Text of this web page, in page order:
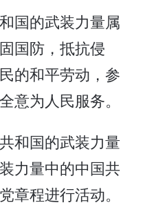
国的武装力量属
国防，抵抗侵
的和平劳动，参
意为人民服务。
和国的武装力量
力量中的中国共
章程进行活动。